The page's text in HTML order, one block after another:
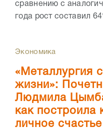
сравнению с
года рост составил
Экономика
«Металлургия
жизни»:
Людмила
как построила
личное счастье